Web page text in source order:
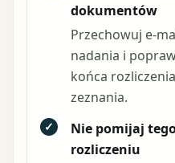
dokumentów
Przechowuj e-
nadania i
końca
zeznania.
✓
Nie pomijaj
rozliczeniu